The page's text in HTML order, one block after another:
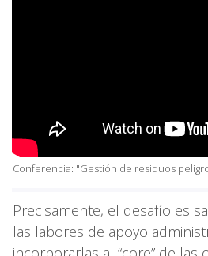
Conferencia: "Gestión de residuos
Precisamente, el desafío es
las labores de apoyo